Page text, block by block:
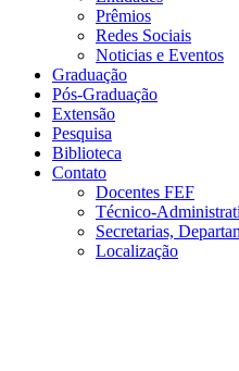
Prêmios
Redes Sociais
Noticias e Eventos
Graduação
Pós-Graduação
Extensão
Pesquisa
Biblioteca
Contato
Docentes FEF
Técnico-
Secretarias,
Localização